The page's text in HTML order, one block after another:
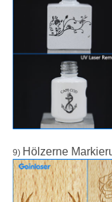
9) Hölzerne